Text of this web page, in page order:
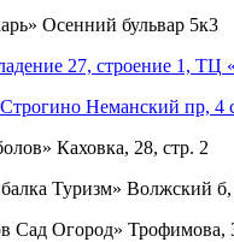
Осенний бульвар 5к3
27, строение 1, ТЦ
Неманский пр, 4
Каховка, 28, стр. 2
Туризм» Волжский б,
Сад Огород» Трофимова,